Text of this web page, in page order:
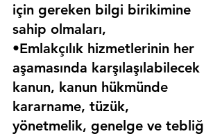
için gereken bilgi birikimine
sahip olmaları,
•Emlakçılık hizmetlerinin her
aşamasında karşılaşılabilecek
kanun, kanun hükmünde
kararname, tüzük,
yönetmelik, genelge ve tebliğ